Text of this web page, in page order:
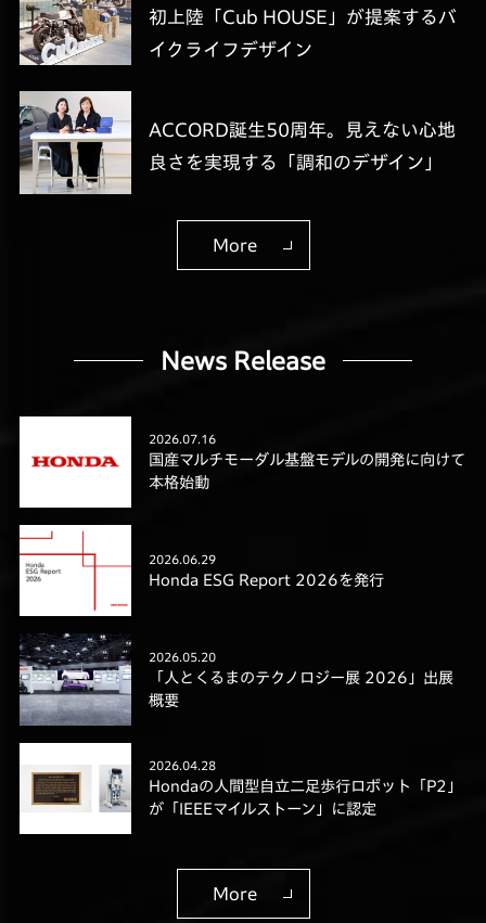
初上陸「Cub HOUSE」が提案するバ
イクライフデザイン
ACCORD誕生50周年。見えない心地
良さを実現する「調和のデザイン」
More
News Release
2026.07.16
国産マルチモーダル基盤モデルの開発に向けて
本格始動
2026.06.29
Honda ESG Report 2026を発行
2026.05.20
「人とくるまのテクノロジー展 2026」出展
概要
2026.04.28
Hondaの人間型自立二足歩行ロボット「P2」
が「IEEEマイルストーン」に認定
More